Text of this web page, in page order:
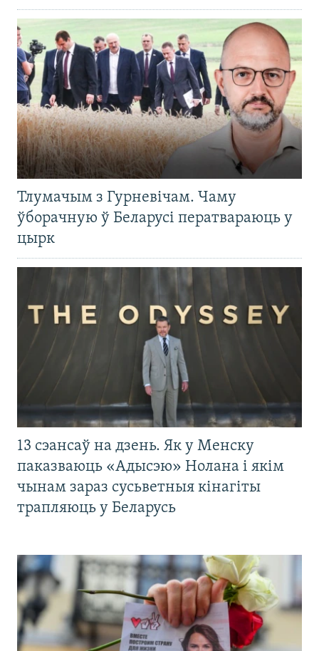
Тлумачым з Гурневічам. Чаму
ўборачную ў Беларусі ператвараюць у
цырк
13 сэансаў на дзень. Як у Менску
паказваюць «Адысэю» Нолана і якім
чынам зараз сусьветныя кінагіты
трапляюць у Беларусь